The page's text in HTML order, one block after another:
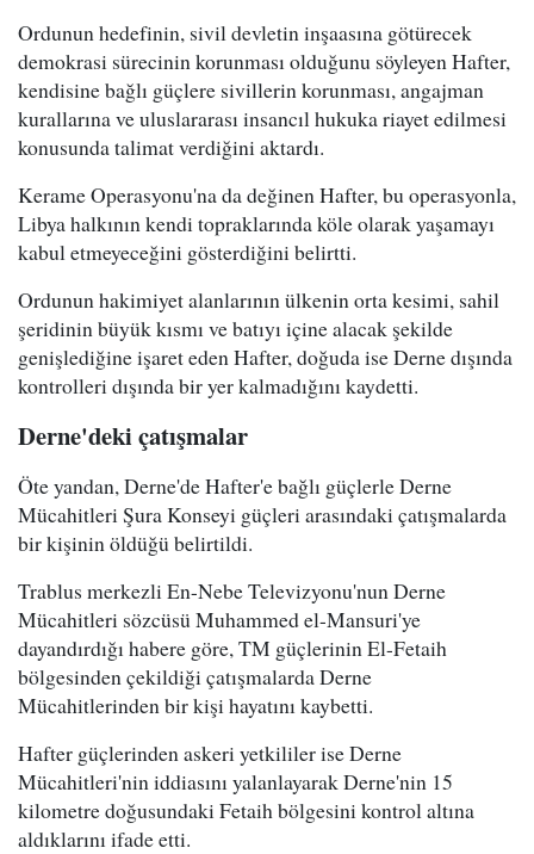
Ordunun hedefinin, sivil devletin inşaasına götürecek
demokrasi sürecinin korunması olduğunu söyleyen Hafter,
kendisine bağlı güçlere sivillerin korunması, angajman
kurallarına ve uluslararası insancıl hukuka riayet edilmesi
konusunda talimat verdiğini aktardı.
Kerame Operasyonu'na da değinen Hafter, bu operasyonla,
Libya halkının kendi topraklarında köle olarak yaşamayı
kabul etmeyeceğini gösterdiğini belirtti.
Ordunun hakimiyet alanlarının ülkenin orta kesimi, sahil
şeridinin büyük kısmı ve batıyı içine alacak şekilde
genişlediğine işaret eden Hafter, doğuda ise Derne dışında
kontrolleri dışında bir yer kalmadığını kaydetti.
Derne'deki çatışmalar
Öte yandan, Derne'de Hafter'e bağlı güçlerle Derne
Mücahitleri Şura Konseyi güçleri arasındaki çatışmalarda
bir kişinin öldüğü belirtildi.
Trablus merkezli En-Nebe Televizyonu'nun Derne
Mücahitleri sözcüsü Muhammed el-Mansuri'ye
dayandırdığı habere göre, TM güçlerinin El-Fetaih
bölgesinden çekildiği çatışmalarda Derne
Mücahitlerinden bir kişi hayatını kaybetti.
Hafter güçlerinden askeri yetkililer ise Derne
Mücahitleri'nin iddiasını yalanlayarak Derne'nin 15
kilometre doğusundaki Fetaih bölgesini kontrol altına
aldıklarını ifade etti.